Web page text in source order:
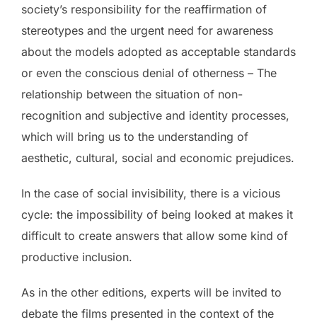
society’s responsibility for the reaffirmation of
stereotypes and the urgent need for awareness
about the models adopted as acceptable standards
or even the conscious denial of otherness – The
relationship between the situation of non-
recognition and subjective and identity processes,
which will bring us to the understanding of
aesthetic, cultural, social and economic prejudices.
In the case of social invisibility, there is a vicious
cycle: the impossibility of being looked at makes it
difficult to create answers that allow some kind of
productive inclusion.
As in the other editions, experts will be invited to
debate the films presented in the context of the